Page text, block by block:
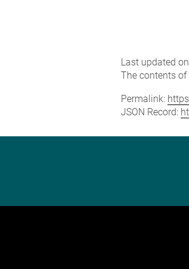
Last updated
The contents
Permalink:
JSON Record: